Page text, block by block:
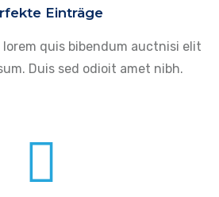
Einträge
quis bibendum auctnisi elit
Duis sed odioit amet nibh.